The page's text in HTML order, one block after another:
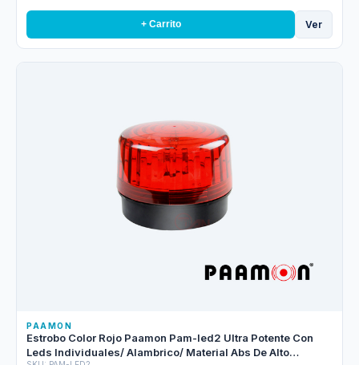
+ Carrito Ver
PAAMON
Estrobo Color Rojo Paamon Pam-led2 Ultra Potente Con
Leds Individuales/ Alambrico/ Material Abs De Alto